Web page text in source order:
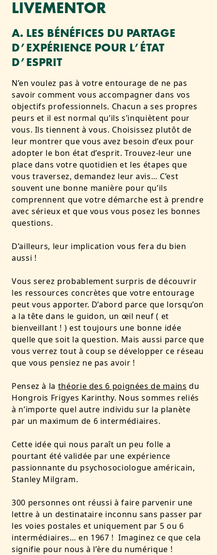
LIVEMENTOR
A. LES BÉNÉFICES DU PARTAGE
D’EXPÉRIENCE POUR L’ÉTAT
D’ESPRIT
N’en voulez pas à votre entourage de ne pas
savoir comment vous accompagner dans vos
objectifs professionnels. Chacun a ses propres
peurs et il est normal qu’ils s’inquiètent pour
vous. Ils tiennent à vous. Choisissez plutôt de
leur montrer que vous avez besoin d’eux pour
adopter le bon état d’esprit. Trouvez-leur une
place dans votre quotidien et les étapes que
vous traversez, demandez leur avis… C’est
souvent une bonne manière pour qu’ils
comprennent que votre démarche est à prendre
avec sérieux et que vous vous posez les bonnes
questions.
D’ailleurs, leur implication vous fera du bien
aussi !
Vous serez probablement surpris de découvrir
les ressources concrètes que votre entourage
peut vous apporter. D’abord parce que lorsqu’on
a la tête dans le guidon, un œil neuf ( et
bienveillant ! ) est toujours une bonne idée
quelle que soit la question. Mais aussi parce que
vous verrez tout à coup se développer ce réseau
que vous pensiez ne pas avoir !
Pensez à la théorie des 6 poignées de mains du
Hongrois Frigyes Karinthy. Nous sommes reliés
à n’importe quel autre individu sur la planète
par un maximum de 6 intermédiaires.
Cette idée qui nous paraît un peu folle a
pourtant été validée par une expérience
passionnante du psychosociologue américain,
Stanley Milgram.
300 personnes ont réussi à faire parvenir une
lettre à un destinataire inconnu sans passer par
les voies postales et uniquement par 5 ou 6
intermédiaires… en 1967 ! Imaginez ce que cela
signifie pour nous à l’ère du numérique !